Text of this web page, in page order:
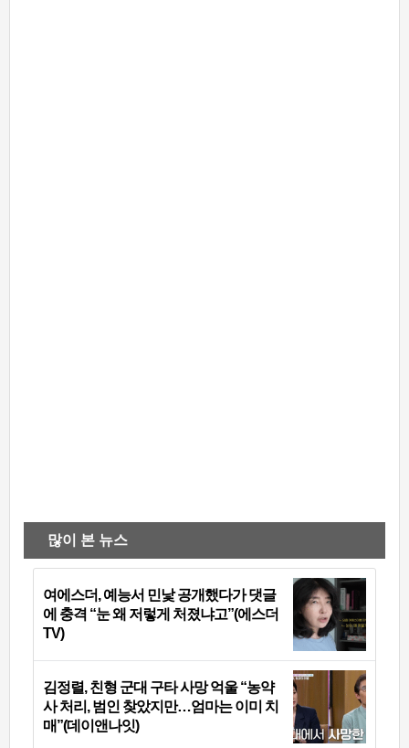
많이 본 뉴스
여에스더, 예능서 민낯 공개했다가 댓글
에 충격 “눈 왜 저렇게 처졌냐고”(에스더
TV)
김정렬, 친형 군대 구타 사망 억울 “농약
사 처리, 범인 찾았지만…엄마는 이미 치
매”(데이앤나잇)